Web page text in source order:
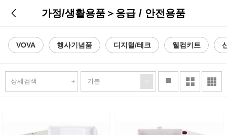
가정/생활용품 ＞ 응급 / 안전용품
VOVA 행사기념품 디지털/테크 웰컴키트
상세검색 stop